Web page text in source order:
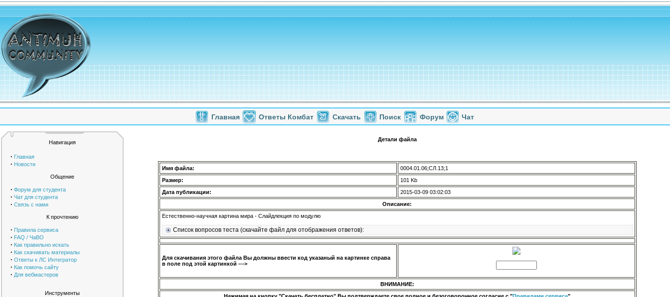
Главная Ответы Комбат Скачать Поиск Форум Чат
Навигация
· Главная
· Новости
Общение
· Форум для студента
· Чат для студента
· Связь с нами
К прочтению
· Правила сервиса
· FAQ / ЧаВО
· Как правильно искать
· Как скачивать материалы
· Ответы к ЛС Интегратор
· Как помочь сайту
· Для вебмастеров
Инструменты
Детали файла
Имя файла:
0004.01.06;СЛ.13;1
Размер:
101 Kb
Дата публикации:
2015-03-09 03:02:03
Описание:
Естественно-научная картина мира - Слайдлекция по модулю
Список вопросов теста (скачайте файл для отображения ответов):
Для скачивания этого файла Вы должны ввести код указаный на картинке справа
в поле под этой картинкой --->
ВНИМАНИЕ: